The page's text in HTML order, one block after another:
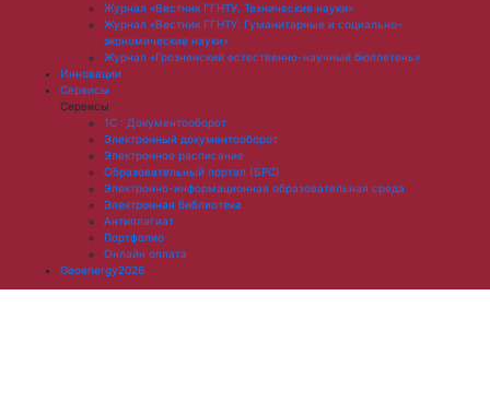
Журнал «Вестник ГГНТУ. Технические науки»
Журнал «Вестник ГГНТУ. Гуманитарные и социально-
экономические науки»
Журнал «Грозненский естественно-научный бюллетень»
Инновации
Сервисы
Сервисы
1С : Документооборот
Электронный документооборот
Электронное расписание
Образовательный портал (БРС)
Электронно-информационная образовательная среда
Электронная библиотека
Антиплагиат
Портфолио
Онлайн оплата
Geoenergy2026